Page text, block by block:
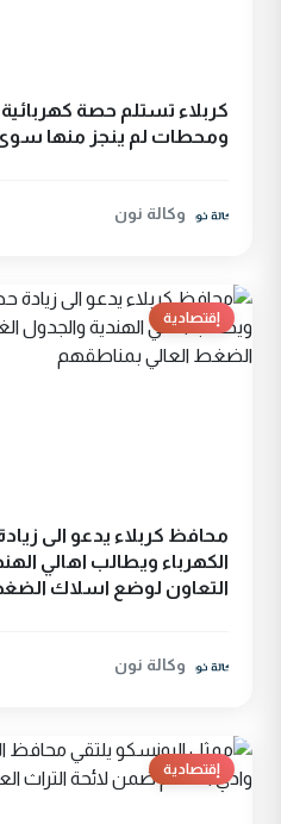
كربلاء تستلم حصة
ومحطات لم ينجز منها
وكالة نون
إقتصادية
محافظ كربلاء يدعو الى
الكهرباء ويطالب اهالي
التعاون لوضع اسلاك
وكالة نون
إقتصادية